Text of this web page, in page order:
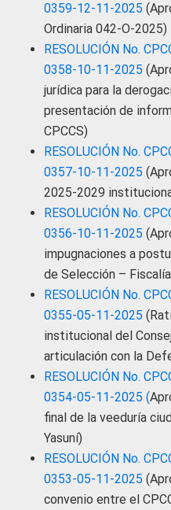
0359-12-11-2025
Ordinaria 042-O-2025)
RESOLUCIÓN No.
0358-10-11-2025
jurídica para la
presentación de
CPCCS)
RESOLUCIÓN No.
0357-10-11-2025
2025-2029
RESOLUCIÓN No.
0356-10-11-2025
impugnaciones a
de Selección –
RESOLUCIÓN No.
0355-05-11-2025
institucional del
articulación con la
RESOLUCIÓN No.
0354-05-11-2025 (
final de la veeduría
Yasuní)
RESOLUCIÓN No.
0353-05-11-2025
convenio entre el